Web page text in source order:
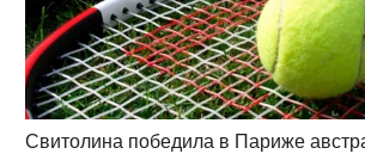
Свитолина победила в Париже